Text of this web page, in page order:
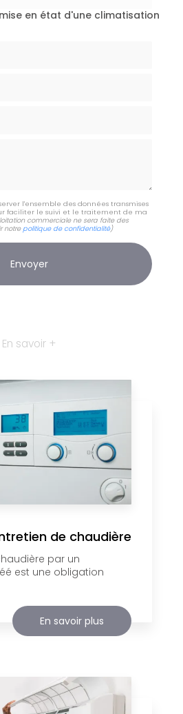
en état d'une climatisation
l'ensemble des données transmises
faciliter le suivi et le traitement de ma
commerciale ne sera faite des
notre politique de confidentialité)
En savoir +
de chaudière
par un
est une obligation
En savoir plus